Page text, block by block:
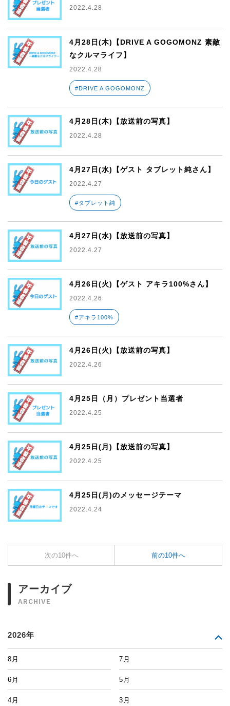
2022.4.28
4月28日(木)【DRIVE A GOGOMONZ 素敵
なクルマライフ】
2022.4.28
#DRIVE A GOGOMONZ
4月28日(木)【放送前の写真】
2022.4.28
4月27日(水)【ゲスト タブレット純さん】
2022.4.27
#タブレット純
4月27日(水)【放送前の写真】
2022.4.27
4月26日(火)【ゲスト アキラ100%さん】
2022.4.26
#アキラ100%
4月26日(火)【放送前の写真】
2022.4.26
4月25日（月）プレゼント当選者
2022.4.25
4月25日(月)【放送前の写真】
2022.4.25
4月25日(月)のメッセージテーマ
2022.4.24
次の10件へ 前の10件へ
アーカイブ
ARCHIVE
2026年
8月 7月
6月 5月
4月 3月